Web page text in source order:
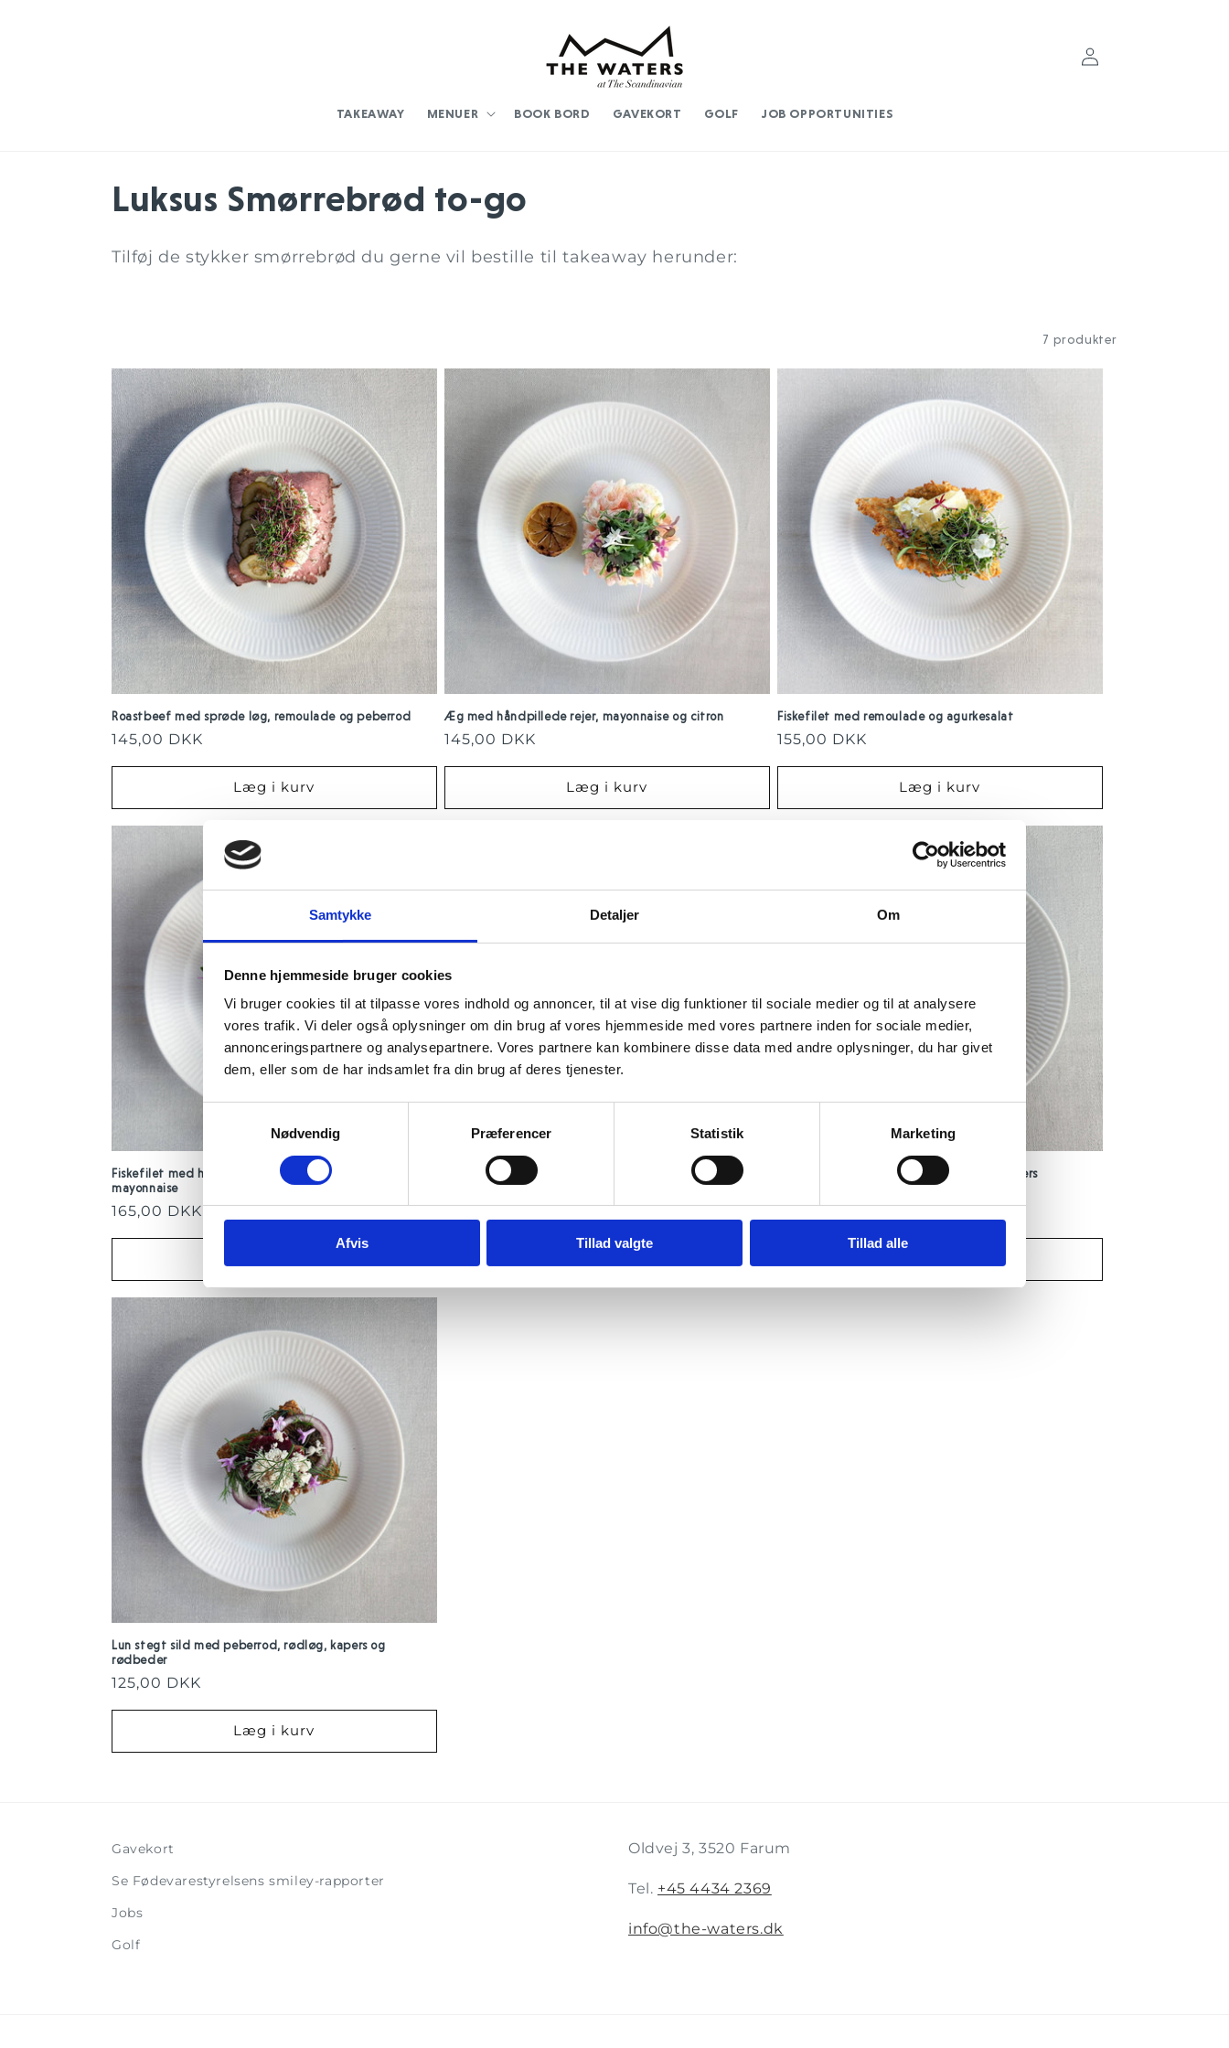
Samtykke Detaljer Om
Denne hjemmeside bruger cookies
Vi bruger cookies til at tilpasse vores indhold og annoncer, til at vise dig funktioner til sociale medier og til at analysere
vores trafik. Vi deler også oplysninger om din brug af vores hjemmeside med vores partnere inden for sociale medier,
annonceringspartnere og analysepartnere. Vores partnere kan kombinere disse data med andre oplysninger, du har givet
dem, eller som de har indsamlet fra din brug af deres tjenester.
Nødvendig
Præferencer Statistik Marketing
Afvis Tillad valgte Tillad alle
TAKEAWAY MENUER BOOK BORD GAVEKORT GOLF JOB OPPORTUNITIES
ind
K
o
e
k
t
i
o
n
:
Luksus Smørrebrød to-go
Tilføj de stykker smørrebrød du gerne vil bestille til takeaway herunder:
7 produkter
Roastbeef med sprøde løg, remoulade og peberrod
Normalpris
145,00 DKK
Læg i kurv
Æg med håndpillede rejer, mayonnaise og citron
Normalpris
145,00 DKK
Læg i kurv
Fiskefilet med remoulade og agurkesalat
Normalpris
155,00 DKK
Læg i kurv
Fiskefilet med håndpillede rejer, grillet citron og
mayonnaise
Normalpris
165,00 DKK
Oksetatar med æggeblomme, løg, kapers, pickles og
peberrod
Normalpris
165,00 DKK
Karrysild med smilende æg, rødløg og kapers
Lun stegt sild med peberrod, rødløg, kapers og
rødbeder
Normalpris
125,00 DKK
Læg i kurv
Gavekort
Se Fødevarestyrelsens smiley-rapporter
Jobs
Golf
Oldvej 3, 3520 Farum
Tel. +45 4434 2369
info@the-waters.dk